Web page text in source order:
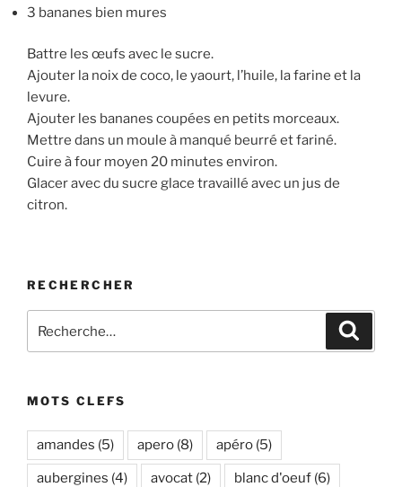
3 bananes bien mures
Battre les œufs avec le sucre.
Ajouter la noix de coco, le yaourt, l’huile, la farine et la
levure.
Ajouter les bananes coupées en petits morceaux.
Mettre dans un moule à manqué beurré et fariné.
Cuire à four moyen 20 minutes environ.
Glacer avec du sucre glace travaillé avec un jus de
citron.
RECHERCHER
pour
MOTS CLEFS
amandes (5) apero (8) apéro (5)
aubergines (4) avocat (2) blanc d'oeuf (6)